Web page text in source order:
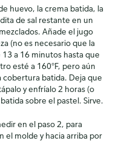
huevo, la crema batida, la
de sal restante en un
Añade el jugo
(no es necesario que la
a 16 minutos hasta que
esté a 160°F, pero aún
batida. Deja que
y enfríalo 2 horas (o
sobre el pastel. Sirve.
en el paso 2, para
el molde y hacia arriba por